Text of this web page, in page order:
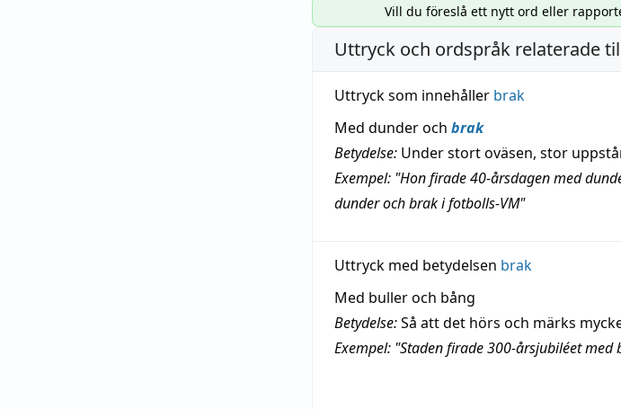
Vill du föreslå ett nytt ord eller
Uttryck och ordspråk relaterade
Uttryck som innehåller brak
Med dunder och brak
Betydelse: Under stort oväsen, stor
Exempel: "Hon firade 40-årsdagen med
dunder och brak i fotbolls-VM"
Uttryck med betydelsen brak
Med buller och bång
Betydelse:Så att det hörs och märks
Exempel: "Staden firade 300-årsjubiléet med